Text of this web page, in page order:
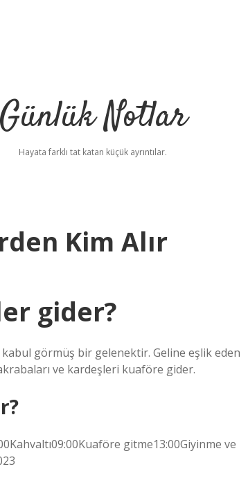
Günlük Notlar
Hayata farklı tat katan küçük ayrıntılar.
Kim Alır
gider?
görmüş bir gelenektir. Geline eşlik eden
ve kardeşleri kuaföre gider.
gitme13:00Giyinme ve